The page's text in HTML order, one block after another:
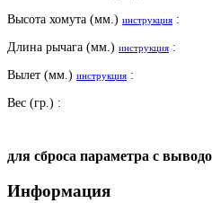
Высота хомута (мм.) инструкция :
Длина рычага (мм.) инструкция :
Вылет (мм.) инструкция :
Вес (гр.) :
для сброса параметра с
Информация